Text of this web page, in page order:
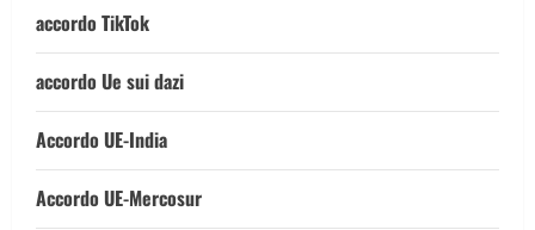
accordo TikTok
accordo Ue sui dazi
Accordo UE-India
Accordo UE-Mercosur